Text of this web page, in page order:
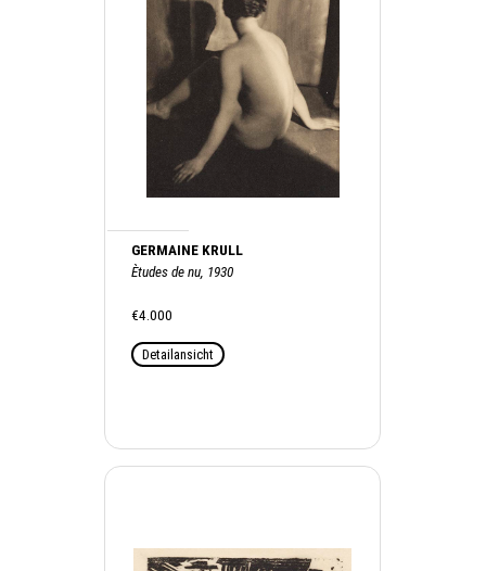
GERMAINE KRULL
Ètudes de nu, 1930
€4.000
Detailansicht